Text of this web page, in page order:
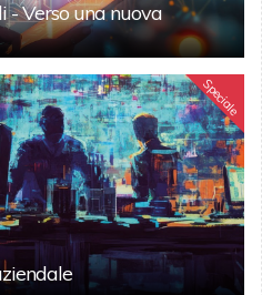
- Verso una nuova
Speciale